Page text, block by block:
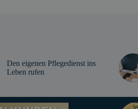
Den eigenen Pflegedienst ins
Leben rufen